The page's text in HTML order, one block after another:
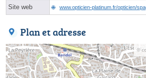
Site web www.opticien-platinum.fr/opticien/
Plan et adresse
©